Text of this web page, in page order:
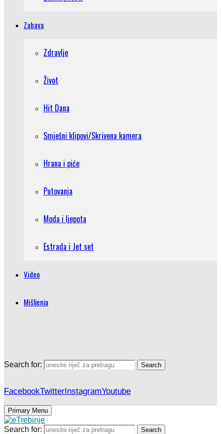
Zabava
Zdravlje
Život
Hit Dana
Smješni klipovi/Skrivena kamera
Hrana i piće
Putovanja
Moda i ljepota
Estrada i Jet set
Video
Mišljenja
Search for: Search
FacebookTwitterInstagramYoutube
Primary Menu
Search for: Search